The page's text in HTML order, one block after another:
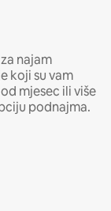
najam
koji su vam
mjesec ili više
podnajma.